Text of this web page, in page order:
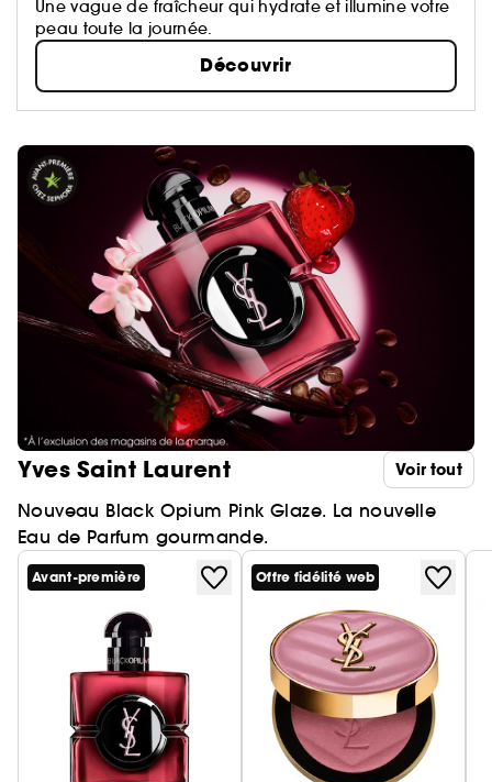
Une vague de fraîcheur qui hydrate et illumine votre
peau toute la journée.
Découvrir
Yves Saint Laurent
Nouveau Black Opium Pink Glaze. La nouvelle
Eau de Parfum gourmande.
Voir tout
Avant-première Offre fidélité web